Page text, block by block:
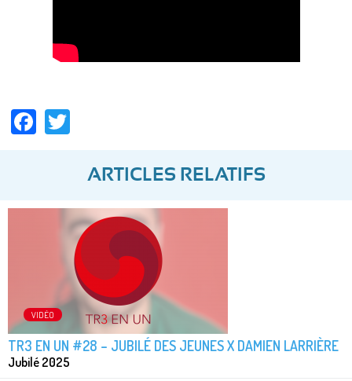
Facebook
ARTICLES RELATIFS
VIDÉO
TR3 EN UN #28 – JUBILÉ DES JEUNES X DAMIEN LARRIÈRE
Jubilé 2025